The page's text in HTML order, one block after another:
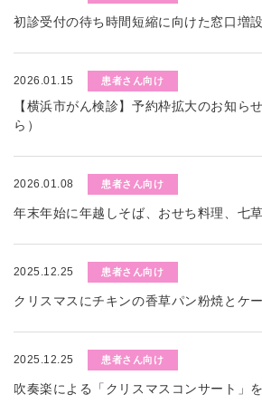
初診受付の待ち時間短縮に向けた窓口増
2026.01.15 患者さん向け
【横浜市がん検診】予約枠拡大のお知ら
ら）
2026.01.08 患者さん向け
年末年始に年越しそば、おせち料理、七
2025.12.25 患者さん向け
クリスマスにチキンの香草パン粉焼とケ
2025.12.25 患者さん向け
吹奏楽による「クリスマスコンサート」